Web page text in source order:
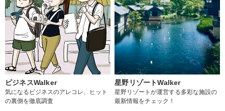
ビジネスWalker
気になるビジネスのアレコレ、ヒット
の裏側を徹底調査
星野リゾートWalker
星野リゾートが運営する多彩な施設の
最新情報をチェック！